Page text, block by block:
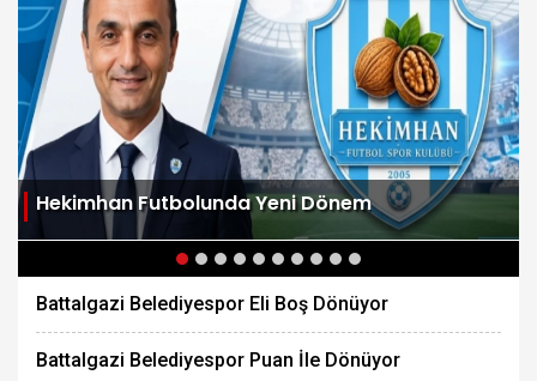
Hekimhan Futbolunda Yeni Dönem
Battalgazi Belediyespor Eli Boş Dönüyor
Battalgazi Belediyespor Puan İle Dönüyor